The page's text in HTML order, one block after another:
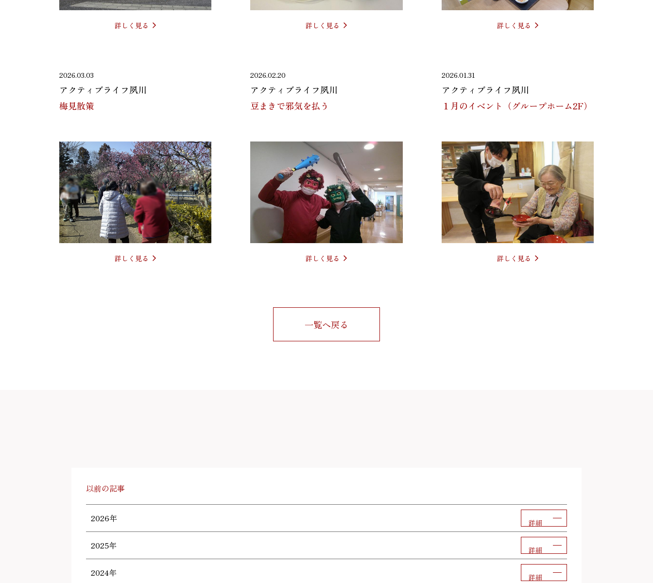
詳しく見る 詳しく見る 詳しく見る
2026.03.03
アクティブライフ夙川
梅見散策
詳しく見る
2026.02.20
アクティブライフ夙川
豆まきで邪気を払う
詳しく見る
2026.01.31
アクティブライフ夙川
１月のイベント（グループホーム2F）
詳しく見る
一覧へ戻る
以前の記事
2026年 詳細
2025年 詳細
2024年 詳細